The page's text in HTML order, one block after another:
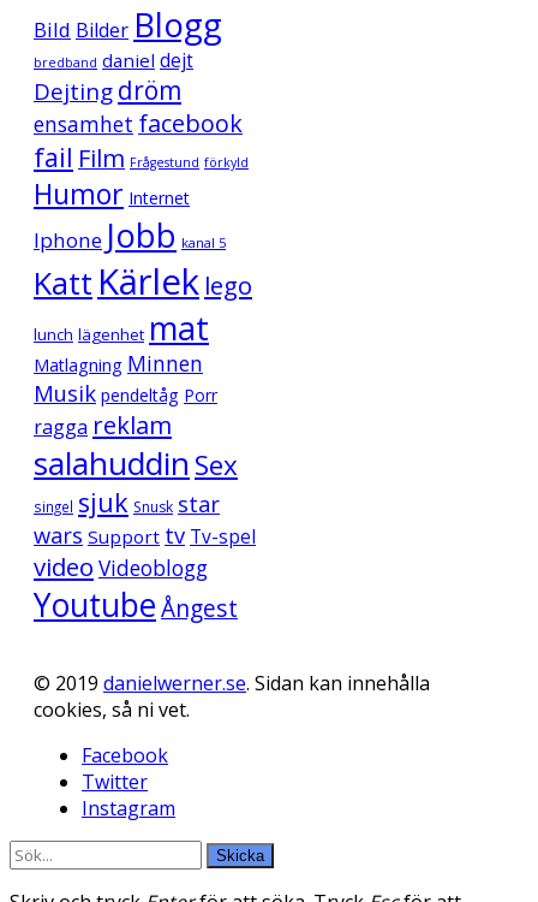
Bild Bilder Blogg
bredband daniel dejt
Dejtingdröm
ensamhet facebook
fail Film Frågestund förkyld
Humor Internet
Iphone Jobb kanal 5
Katt Kärlek lego
lunch lägenhet mat
Matlagning Minnen
Musik pendeltåg Porr
ragga reklam
salahuddin Sex
singel sjuk Snusk star
wars Support tv Tv-spel
video Videoblogg
YoutubeÅngest
© 2019 danielwerner.se. Sidan kan innehålla
cookies, så ni vet.
Facebook
Twitter
Instagram
Skicka